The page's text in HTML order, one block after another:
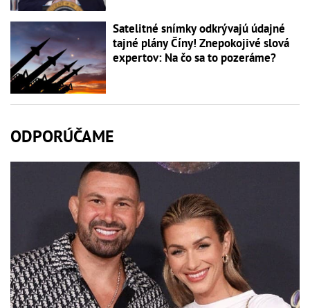
Satelitné snímky odkrývajú údajné
tajné plány Číny! Znepokojivé slová
expertov: Na čo sa to pozeráme?
ODPORÚČAME